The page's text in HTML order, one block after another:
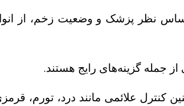
نظر پزشک و وضعیت زخم، از
از جمله گزینه‌های رایج هستند.
کنترل علائمی مانند درد، تورم،